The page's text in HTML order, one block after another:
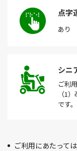
点字
あり
シニ
ご利
（1
です。
ご利用にあたっては